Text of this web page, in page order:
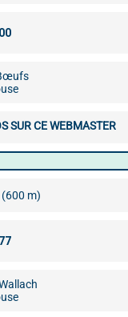
SUR CE WEBMASTER
(600 m)